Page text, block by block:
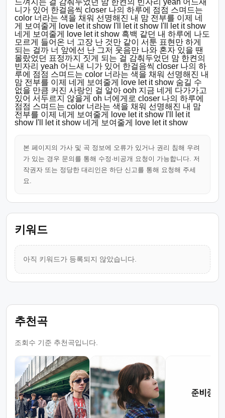
느껴지는 걸 감춰두었던 맘 한켠의 빈자리 yeah 어느새
니가 있어 한걸음씩 closer 나의 하루에 점점 스며드는
color 너라는 색을 채워 선명해진 내 맘 전부를 이제 네
게 보여줄게 love let it show I'll let it show I'll let it show
네게 보여줄게 love let it show 흑백 같던 내 하루에 나도
모르게 들어온 너 고장 난 것만 같이 서툰 표현만 하게
되는 걸까 너 앞에선 난 그저 웃음만 나와 혼자 있을 땐
몰랐었던 표정까지 짓게 되는 걸 감춰두었던 맘 한켠의
빈자리 yeah 어느새 니가 있어 한걸음씩 closer 나의 하
루에 점점 스며드는 color 너라는 색을 채워 선명해진 내
맘 전부를 이제 네게 보여줄게 love let it show 숨길 수
없을 만큼 커진 사랑인 걸 알아 ooh 지금 네게 다가가고
있어 서두르지 않을게 oh 너에게로 closer 나의 하루에
점점 스며드는 color 너라는 색을 채워 선명해진 내 맘
전부를 이제 네게 보여줄게 love let it show I'll let it
show I'll let it show 네게 보여줄게 love let it show
본 페이지의 가사 및 곡 정보에 오류가 있거나 권리 침해 우려
가 있는 경우 문의를 통해 수정·비공개 요청이 가능합니다. 저
작권자 또는 정당한 대리인은 하단 신고를 통해 요청해 주세
요.
키워드
아직 키워드가 등록되지 않았습니다.
추천곡
조회수 기준 추천곡입니다.